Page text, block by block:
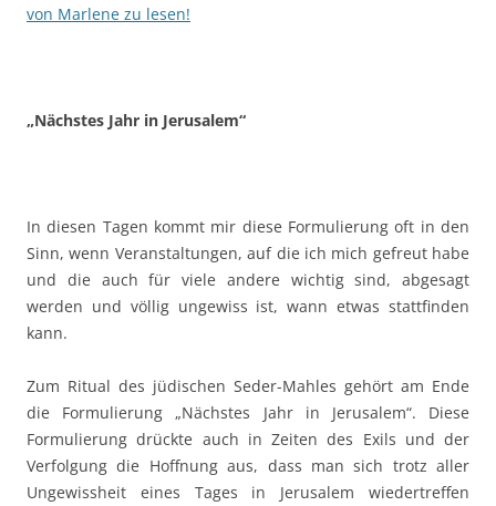
von Marlene zu lesen!
„Nächstes Jahr in Jerusalem“
In diesen Tagen kommt mir diese Formulierung oft in den
Sinn, wenn Veranstaltungen, auf die ich mich gefreut habe
und die auch für viele andere wichtig sind, abgesagt
werden und völlig ungewiss ist, wann etwas stattfinden
kann.
Zum Ritual des jüdischen Seder-Mahles gehört am Ende
die Formulierung „Nächstes Jahr in Jerusalem“. Diese
Formulierung drückte auch in Zeiten des Exils und der
Verfolgung die Hoffnung aus, dass man sich trotz aller
Ungewissheit eines Tages in Jerusalem wiedertreffen